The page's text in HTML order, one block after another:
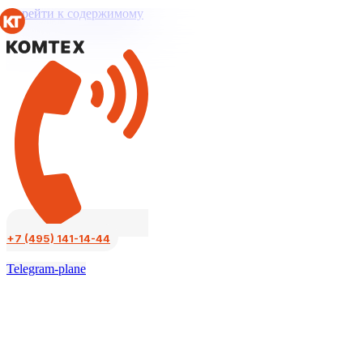
Перейти к содержимому
+7 (495) 141-14-44
Telegram-plane